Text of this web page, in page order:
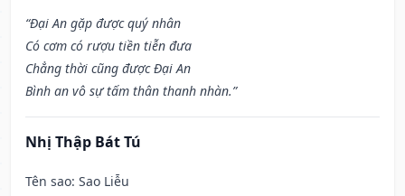
“Đại An gặp được quý nhân
Có cơm có rượu tiền tiễn đưa
Chẳng thời cũng được Đại An
Bình an vô sự tấm thân thanh nhàn.”
Nhị Thập Bát Tú
Tên sao: Sao Liễu